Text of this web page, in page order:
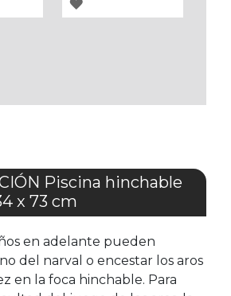
Piscina hinchable
x 73 cm
en adelante pueden
del narval o encestar los aros
en la foca hinchable. Para